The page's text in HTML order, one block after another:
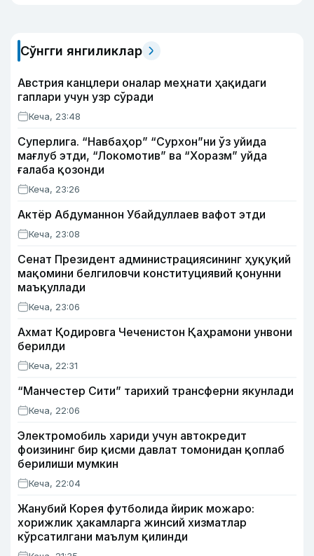
Сўнгги янгиликлар
Австрия канцлери оналар меҳнати ҳақидаги
гаплари учун узр сўради
Кеча, 23:48
Суперлига. “Навбаҳор” “Сурхон”ни ўз уйида
мағлуб этди, “Локомотив” ва “Хоразм” уйда
ғалаба қозонди
Кеча, 23:26
Актёр Абду­маннон Убайдуллаев вафот этди
Кеча, 23:08
Сенат Президент администрациясининг ҳуқуқий
мақомини белгиловчи конституциявий қонунни
маъқуллади
Кеча, 23:06
Ахмат Қодировга Чеченистон Қаҳрамони унвони
берилди
Кеча, 22:31
“Манчестер Сити” тарихий трансферни якунлади
Кеча, 22:06
Электромобиль хариди учун автокредит
фоизининг бир қисми давлат томонидан қоплаб
берилиши мумкин
Кеча, 22:04
Жанубий Корея футболида йирик можаро:
хорижлик ҳакамларга жинсий хизматлар
кўрсатилгани маълум қилинди